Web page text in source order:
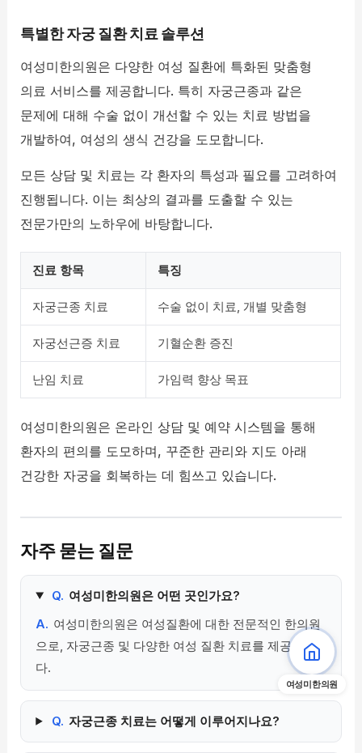
특별한 자궁 질환 치료 솔루션
여성미한의원은 다양한 여성 질환에 특화된 맞춤형
의료 서비스를 제공합니다. 특히 자궁근종과 같은
문제에 대해 수술 없이 개선할 수 있는 치료 방법을
개발하여, 여성의 생식 건강을 도모합니다.
모든 상담 및 치료는 각 환자의 특성과 필요를 고려하여
진행됩니다. 이는 최상의 결과를 도출할 수 있는
전문가만의 노하우에 바탕합니다.
진료 항목 특징
자궁근종 치료 수술 없이 치료, 개별 맞춤형
자궁선근증 치료 기혈순환 증진
난임 치료 가임력 향상 목표
여성미한의원은 온라인 상담 및 예약 시스템을 통해
환자의 편의를 도모하며, 꾸준한 관리와 지도 아래
건강한 자궁을 회복하는 데 힘쓰고 있습니다.
자주 묻는 질문
Q. 여성미한의원은 어떤 곳인가요?
A. 여성미한의원은 여성질환에 대한 전문적인 한의원
으로, 자궁근종 및 다양한 여성 질환 치료를 제공합니
다.
Q. 자궁근종 치료는 어떻게 이루어지나요?
여성미한의원